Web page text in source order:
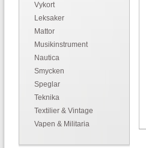
Vykort
Leksaker
Mattor
Musikinstrument
Nautica
Smycken
Speglar
Teknika
Textilier & Vintage
Vapen & Militaria